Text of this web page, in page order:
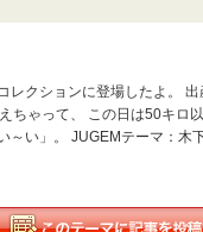
レクションに登場したよ。
ちゃって、 この日は50キロ
～い」。 JUGEMテーマ：木